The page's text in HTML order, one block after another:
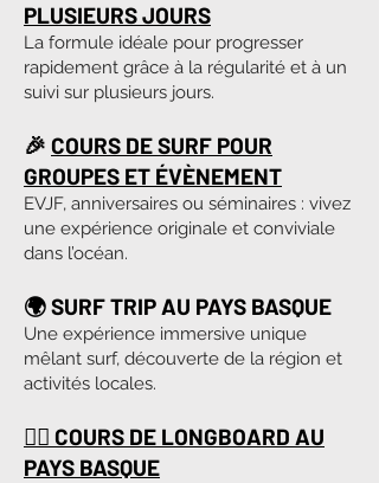
PLUSIEURS JOURS
La formule idéale pour progresser
rapidement grâce à la régularité et à un
suivi sur plusieurs jours.
🎉 COURS DE SURF POUR
GROUPES ET ÉVÈNEMENT
EVJF, anniversaires ou séminaires : vivez
une expérience originale et conviviale
dans l’océan.
🌍 SURF TRIP AU PAYS BASQUE
Une expérience immersive unique
mêlant surf, découverte de la région et
activités locales.
🏄‍♀️ COURS DE LONGBOARD AU
PAYS BASQUE